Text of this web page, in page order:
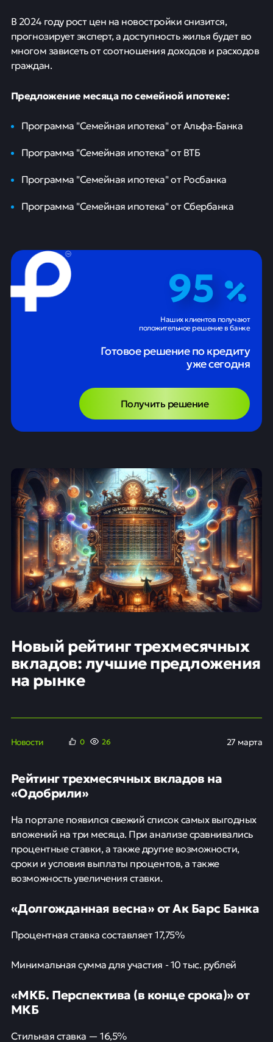
В 2024 году рост цен на новостройки снизится,
прогнозирует эксперт, а доступность жилья будет во
многом зависеть от соотношения доходов и расходов
граждан.
Предложение месяца по семейной ипотеке:
Программа "Семейная ипотека" от Альфа-Банка
Программа "Семейная ипотека" от ВТБ
Программа "Семейная ипотека" от Росбанка
Программа "Семейная ипотека" от Сбербанка
95
Наших клиентов получают
положительное решение в банке
Готовое решение по кредиту
уже сегодня
Получить решение
Новый рейтинг трехмесячных
вкладов: лучшие предложения
на рынке
Новости 0 26 27 марта
Рейтинг трехмесячных вкладов на
«Одобрили»
На портале появился свежий список самых выгодных
вложений на три месяца. При анализе сравнивались
процентные ставки, а также другие возможности,
сроки и условия выплаты процентов, а также
возможность увеличения ставки.
«Долгожданная весна» от Ак Барс Банка
Процентная ставка составляет 17,75%
Минимальная сумма для участия - 10 тыс. рублей
«МКБ. Перспектива (в конце срока)» от
МКБ
Стильная ставка — 16,5%